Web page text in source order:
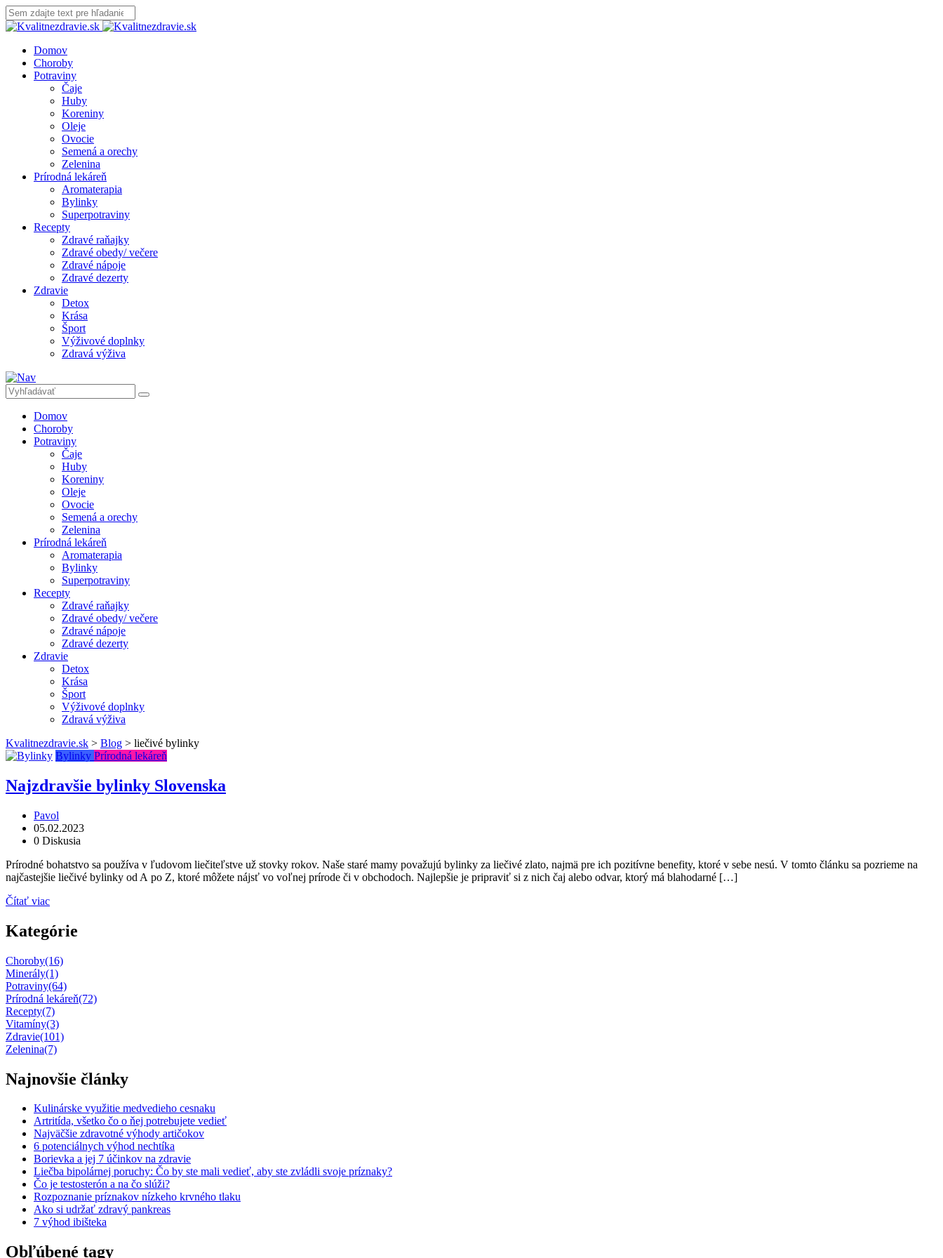
Domov
Choroby
Potraviny
Čaje
Huby
Koreniny
Oleje
Ovocie
Semená a orechy
Zelenina
Prírodná lekáreň
Aromaterapia
Bylinky
Superpotraviny
Recepty
Zdravé raňajky
Zdravé obedy/ večere
Zdravé nápoje
Zdravé dezerty
Zdravie
Detox
Krása
Šport
Výživové doplnky
Zdravá výživa
Domov
Choroby
Potraviny
Čaje
Huby
Koreniny
Oleje
Ovocie
Semená a orechy
Zelenina
Prírodná lekáreň
Aromaterapia
Bylinky
Superpotraviny
Recepty
Zdravé raňajky
Zdravé obedy/ večere
Zdravé nápoje
Zdravé dezerty
Zdravie
Detox
Krása
Šport
Výživové doplnky
Zdravá výživa
Kvalitnezdravie.sk > Blog > liečivé bylinky
Bylinky Prírodná lekáreň
Najzdravšie bylinky Slovenska
Pavol
05.02.2023
0 Diskusia
Prírodné bohatstvo sa používa v ľudovom liečiteľstve už stovky rokov. Naše staré mamy považujú bylinky za liečivé zlato, najmä pre ich pozitívne benefity, ktoré v sebe nesú. V tomto článku sa pozrieme na
najčastejšie liečivé bylinky od A po Z, ktoré môžete nájsť vo voľnej prírode či v obchodoch. Najlepšie je pripraviť si z nich čaj alebo odvar, ktorý má blahodarné […]
Čítať viac
Kategórie
Choroby(16)
Minerály(1)
Potraviny(64)
Prírodná lekáreň(72)
Recepty(7)
Vitamíny(3)
Zdravie(101)
Zelenina(7)
Najnovšie články
Kulinárske využitie medvedieho cesnaku
Artritída, všetko čo o ňej potrebujete vedieť
Najväčšie zdravotné výhody artičokov
6 potenciálnych výhod nechtíka
Borievka a jej 7 účinkov na zdravie
Liečba bipolárnej poruchy: Čo by ste mali vedieť, aby ste zvládli svoje príznaky?
Čo je testosterón a na čo slúži?
Rozpoznanie príznakov nízkeho krvného tlaku
Ako si udržať zdravý pankreas
7 výhod ibišteka
Obľúbené tagy